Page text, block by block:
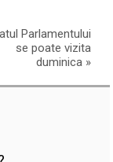
Parlamentului
se poate vizita
duminica »